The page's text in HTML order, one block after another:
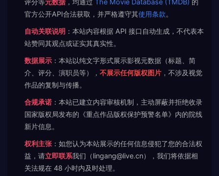
官方公开API合法获取，并严格遵守其使用条款。
自动关联说明 ：本站内容根据 API 接口自动生成，不代表本
站赞同其观点或证实其真实性。
数据展示 ：本站以纯文字形式展示影视元数据（标题、简
介、评分、演职员等）， 不展示任何版权图片 ，不涉及视觉
作品的复制与传播。
合规承诺 ：本站已建立内容审核机制，主动屏蔽并拒绝收录
国家版权局发布的《重点作品版权保护预警名单》内的院线
新片信息。
权利主张 ：如您认为本站展示的任何信息侵犯了您的合法权
益，请立即联系我们（lingang@live.cn），我们将依据相
关法规在 48 小时内及时处理。